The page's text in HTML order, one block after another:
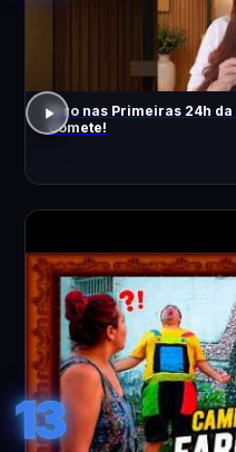
Erro nas Primeiras 24h
Comete!
13